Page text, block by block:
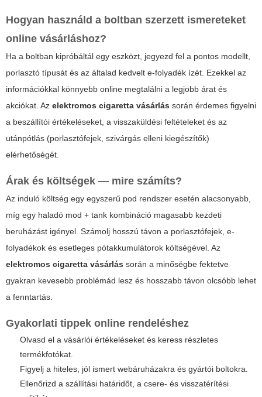
Hogyan használd a boltban szerzett ismereteket
online vásárláshoz?
Ha a boltban kipróbáltál egy eszközt, jegyezd fel a pontos modellt,
porlasztó típusát és az általad kedvelt e-folyadék ízét. Ezekkel az
információkkal könnyebb online megtalálni a legjobb árat és
akciókat. Az elektromos cigaretta vásárlás során érdemes figyelni
a beszállítói értékeléseket, a visszaküldési feltételeket és az
utánpótlás (porlasztófejek, szivárgás elleni kiegészítők)
elérhetőségét.
Árak és költségek — mire számíts?
Az induló költség egy egyszerű pod rendszer esetén alacsonyabb,
míg egy haladó mod + tank kombináció magasabb kezdeti
beruházást igényel. Számolj hosszú távon a porlasztófejek, e-
folyadékok és esetleges pótakkumulátorok költségével. Az
elektromos cigaretta vásárlás során a minőségbe fektetve
gyakran kevesebb problémád lesz és hosszabb távon olcsóbb lehet
a fenntartás.
Gyakorlati tippek online rendeléshez
Olvasd el a vásárlói értékeléseket és keress részletes
termékfotókat.
Figyelj a hiteles, jól ismert webáruházakra és gyártói boltokra.
Ellenőrizd a szállítási határidőt, a csere- és visszatérítési